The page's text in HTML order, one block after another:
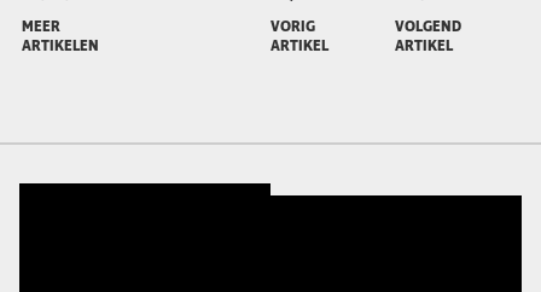
MEER
ARTIKELEN
VORIG
ARTIKEL
VOLGEND
ARTIKEL